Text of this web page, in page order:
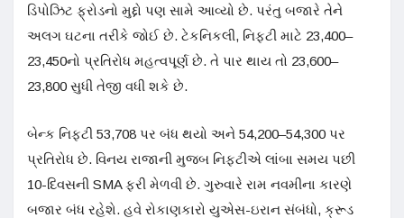
ડિપોઝિટ ફ્રોડનો મુદ્દો પણ સામે આવ્યો છે. પરંતુ બજારે તેને
અલગ ઘટના તરીકે જોઈ છે. ટેકનિકલી, નિફ્ટી માટે 23,400–
23,450નો પ્રતિરોધ મહત્વપૂર્ણ છે. તે પાર થાય તો 23,600–
23,800 સુધી તેજી વધી શકે છે.
બેન્ક નિફ્ટી 53,708 પર બંધ થયો અને 54,200–54,300 પર
પ્રતિરોધ છે. વિનય રાજાની મુજબ નિફ્ટીએ લાંબા સમય પછી
10-દિવસની SMA ફરી મેળવી છે. ગુરુવારે રામ નવમીના કારણે
બજાર બંધ રહેશે. હવે રોકાણકારો યુએસ-ઇરાન સંબંધો, ક્રૂડ